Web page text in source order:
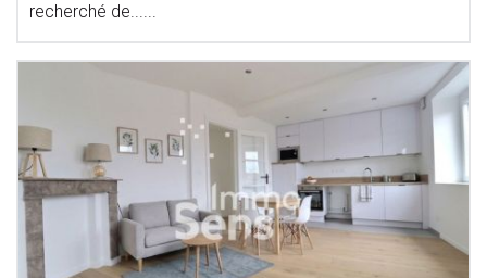
recherché de......